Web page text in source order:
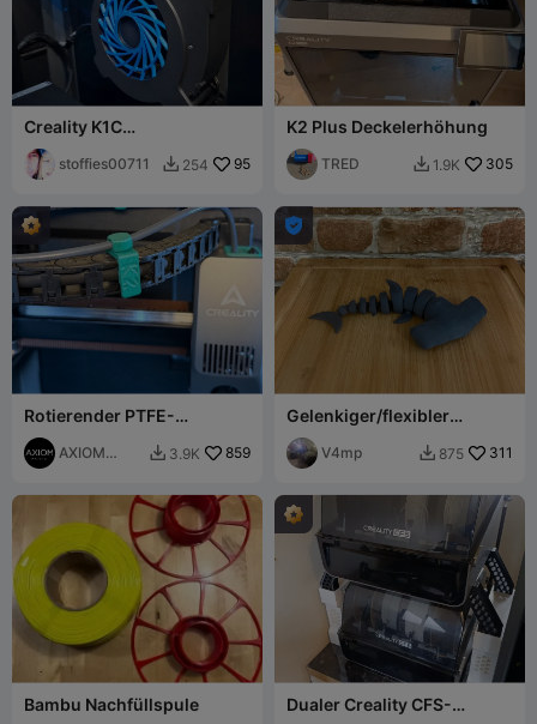
Creality K1C
Seitenlüfterabdeckung
stoffies00711  254 95
K2 Plus Deckelerhöhung
TRED  1.9K 305
Rotierender PTFE-
Schlauchhalter Creality K2.
V3
AXIOM
 3.9K 859

Gelenkiger/flexibler
Hammerhai v2
V4mp  875 311
Bambu Nachfüllspule
Dualer Creality CFS-